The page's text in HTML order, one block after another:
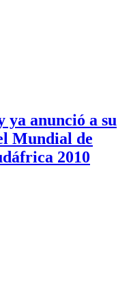
ya anunció a su
Mundial de
2010